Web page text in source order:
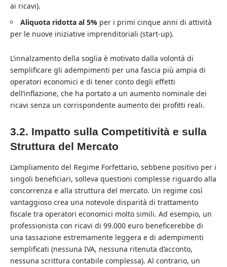
ai ricavi).
Aliquota ridotta al 5% per i primi cinque anni di attività
per le nuove iniziative imprenditoriali (start-up).
L’innalzamento della soglia è motivato dalla volontà di
semplificare gli adempimenti per una fascia più ampia di
operatori economici e di tener conto degli effetti
dell’inflazione, che ha portato a un aumento nominale dei
ricavi senza un corrispondente aumento dei profitti reali.
3.2. Impatto sulla Competitività e sulla
Struttura del Mercato
L’ampliamento del Regime Forfettario, sebbene positivo per i
singoli beneficiari, solleva questioni complesse riguardo alla
concorrenza e alla struttura del mercato. Un regime così
vantaggioso crea una notevole disparità di trattamento
fiscale tra operatori economici molto simili. Ad esempio, un
professionista con ricavi di 99.000 euro beneficerebbe di
una tassazione estremamente leggera e di adempimenti
semplificati (nessuna IVA, nessuna ritenuta d’acconto,
nessuna scrittura contabile complessa). Al contrario, un